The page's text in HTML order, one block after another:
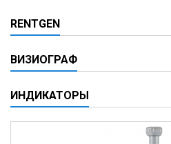
RENTGEN
ВИЗИОГРАФ
ИНДИКАТОРЫ